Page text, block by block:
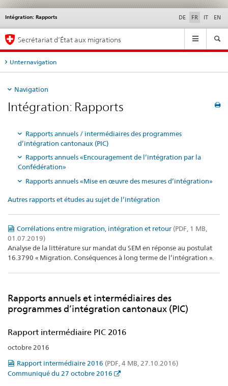
Intégration: Rapports DE FR IT EN
Service
Navigation
Secrétariat d’État aux migrations
Unternavigation
Navigation
Intégration: Rapports
Rapports annuels / intermédiaires des programmes
d’intégration cantonaux (PIC)
Rapports annuels «Encouragement de l’intégration par la
Confédération»
Rapports annuels «Mise en œuvre des mesures d’intégration»
Autres rapports et études au sujet de l’intégration
Corrélations entre migration, intégration et retour (PDF, 1 MB,
01.07.2019)
Analyse de la littérature sur mandat du SEM en réponse au postulat
16.3790 « Migration. Conséquences à long terme de l’intégration ».
Rapports annuels et intermédiaires des
programmes d’intégration cantonaux (PIC)
Rapport intermédiaire PIC 2016
octobre 2016
Rapport intermédiaire 2016 (PDF, 4 MB, 27.10.2016)
Communiqué du 27 octobre 2016